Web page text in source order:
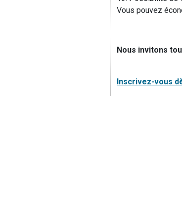
Vous pouvez
Nous invitons
Inscrivez-vous